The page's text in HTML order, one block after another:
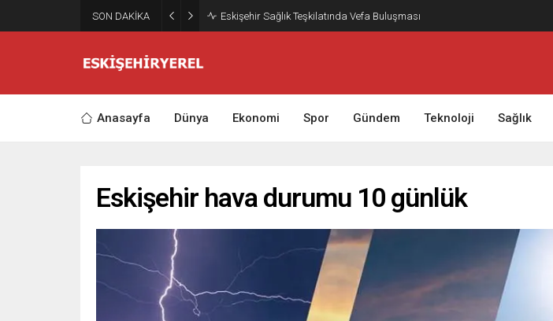
SON DAKİKA Eskişehir Sağlık Teşkilatında Vefa Buluşması
Anasayfa Dünya Ekonomi Spor Gündem Teknoloji Sağlık
Eskişehir hava durumu 10 günlük